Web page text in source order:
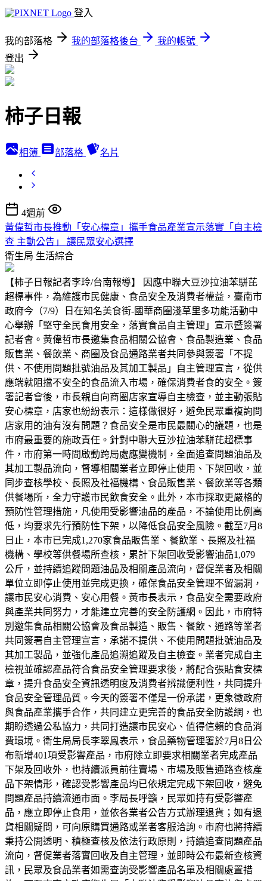
登入
我的部落格 我的部落格後台
我的帳號
登出
柿子日報
相簿 部落格 名片
4週前
黃偉哲市長推動「安心標章」攜手食品產業宣示落實「自主檢
查 主動公告」 讓民眾安心選擇
衛生局 生活綜合
【柿子日報記者李玲/台南報導】 因應中聯大豆沙拉油苯駢芘
超標事件，為維護市民健康、食品安全及消費者權益，臺南市
政府今（7/9）日在知名美食街-國華商圈淺草里多功能活動中
心舉辦「堅守全民食用安全，落實食品自主管理」宣示暨簽署
記者會。黃偉哲市長邀集食品相關公協會、食品製造業、食品
販售業、餐飲業、商圈及食品通路業者共同參與簽署「不提
供、不使用問題批號油品及其加工製品」自主管理宣言，從供
應端就阻擋不安全的食品流入市場，確保消費者食的安全。簽
署記者會後，市長親自向商圈店家宣導自主檢查，並主動張貼
安心標章，店家也紛紛表示：這樣做很好，避免民眾重複詢問
店家用的油有沒有問題？食品安全是市民最關心的議題，也是
市府最重要的施政責任。針對中聯大豆沙拉油苯駢芘超標事
件，市府第一時間啟動跨局處應變機制，全面追查問題油品及
其加工製品流向，督導相關業者立即停止使用、下架回收，並
同步查核學校、長照及社福機構、食品販售業、餐飲業等各類
供餐場所，全力守護市民飲食安全。此外，本市採取更嚴格的
預防性管理措施，凡使用受影響油品的產品，不論使用比例高
低，均要求先行預防性下架，以降低食品安全風險。截至7月8
日止，本市已完成1,270家食品販售業、餐飲業、長照及社福
機構、學校等供餐場所查核，累計下架回收受影響油品1,079
公斤，並持續追蹤問題油品及相關產品流向，督促業者及相關
單位立即停止使用並完成更換，確保食品安全管理不留漏洞，
讓市民安心消費、安心用餐。黃市長表示，食品安全需要政府
與產業共同努力，才能建立完善的安全防護網。因此，市府特
別邀集食品相關公協會及食品製造、販售、餐飲、通路等業者
共同簽署自主管理宣言，承諾不提供、不使用問題批號油品及
其加工製品，並強化產品追溯追蹤及自主檢查。業者完成自主
檢視並確認產品符合食品安全管理要求後，將配合張貼食安標
章，提升食品安全資訊透明度及消費者辨識便利性，共同提升
食品安全管理品質。今天的簽署不僅是一份承諾，更象徵政府
與食品產業攜手合作，共同建立更完善的食品安全防護網，也
期盼透過公私協力，共同打造讓市民安心、值得信賴的食品消
費環境。衛生局局長李翠鳳表示，食品藥物管理署於7月8日公
布新增401項受影響產品，市府除立即要求相關業者完成產品
下架及回收外，也持續派員前往賣場、市場及販售通路查核產
品下架情形，確認受影響產品均已依規定完成下架回收，避免
問題產品持續流通市面。李局長呼籲，民眾如持有受影響產
品，應立即停止食用，並依各業者公告方式辦理退貨；如有退
貨相關疑問，可向原購買通路或業者客服洽詢。市府也將持續
秉持公開透明、積極查核及依法行政原則，持續追查問題產品
流向，督促業者落實回收及自主管理，並即時公布最新查核資
訊，民眾及食品業者如需查詢受影響產品名單及相關處置措